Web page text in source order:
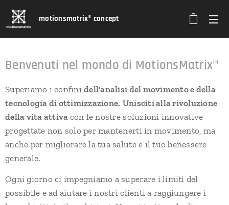
motionsmatrix® concept
Benvenuti nel mondo di MotionsMatrix®
Superiamo i confinidell'analisi del movimento e della
tecnologia di ottimizzazione. Unisciti alla rivoluzione
della vita attiva con le nostre soluzioni innovative
progettate non solo per mantenerti in movimento, ma
anche per migliorare la tua salute e il tuo benessere
generale.
Ogni giorno ci impegniamo a superare i limiti del
possibile e ad aiutare i nostri clienti a raggiungere i